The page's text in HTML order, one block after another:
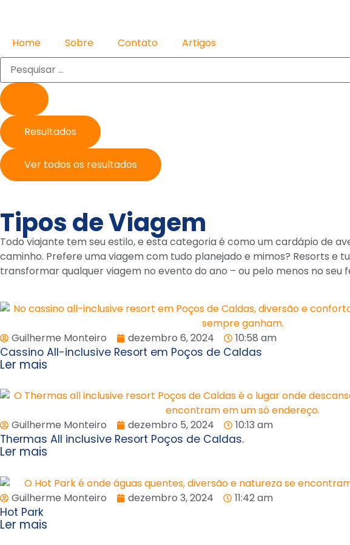
Home Sobre Contato Artigos
Resultados
Ver todos os resultados
Tipos de Viagem
Todo viajante tem seu estilo, e esta categoria é como um cardápio de
caminho. Prefere uma viagem com tudo planejado e mimos? Resorts e
transformar qualquer viagem no evento do ano – ou pelo menos no seu
Guilherme Monteiro dezembro 6, 2024 10:58 am
Cassino All-inclusive Resort em Poços de Caldas
Ler mais
Guilherme Monteiro dezembro 5, 2024 10:13 am
Thermas All inclusive Resort Poços de Caldas.
Ler mais
Guilherme Monteiro dezembro 3, 2024 11:42 am
Hot Park
Ler mais